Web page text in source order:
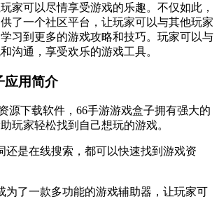
家可以尽情享受游戏的乐趣。不仅如此，
了一个社区平台，让玩家可以与其他玩家
习到更多的游戏攻略和技巧。玩家可以与
沟通，享受欢乐的游戏工具。
应用简介
源下载软件，66手游游戏盒子拥有强大的
玩家轻松找到自己想玩的游戏。
还是在线搜索，都可以快速找到游戏资
为了一款多功能的游戏辅助器，让玩家可